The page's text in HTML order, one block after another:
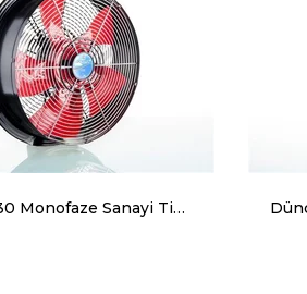
Dündar SM 30 Monofaze Sanayi Tipi Aksiyal Aspiratör 2100 m³ 1450 RPM